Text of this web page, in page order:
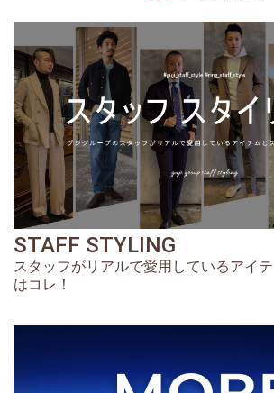
STAFF STYLING
スタッフがリアルで愛用しているアイ
はコレ！